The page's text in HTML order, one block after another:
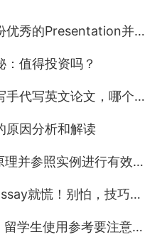
Presentation并深得人心？
：值得投资吗？
英文论文，哪个更经济？
原因分析和解读
实例进行有效的SWOT分析
就慌！别怕，技巧来啦
使用参考要注意的5个点